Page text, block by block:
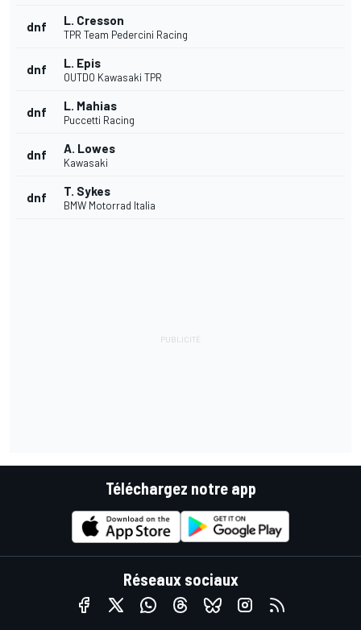
dnf L. Cresson
TPR Team Pedercini Racing
dnf L. Epis
OUTDO Kawasaki TPR
dnf L. Mahias
Puccetti Racing
dnf A. Lowes
Kawasaki
dnf T. Sykes
BMW Motorrad Italia
Téléchargez notre app
Réseaux sociaux